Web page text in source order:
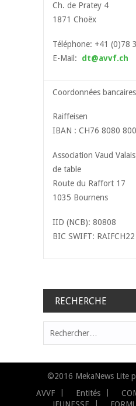
Ch. de Pratey 4
1871 Choëx
Téléphone: +41 (0)78
E-Mail: dt@avvf.ch
Coordonnées
Raiffeisen
IBAN : CH76 8080
Association Vaud
de table
Route du Raffort 17
1035 Bournens
IID (NCB): 80808
BIC SWIFT: RAIFCH22
RECHERCHE
©2016 MekaNews Lite
AVVF
Entités
JEUNESSE